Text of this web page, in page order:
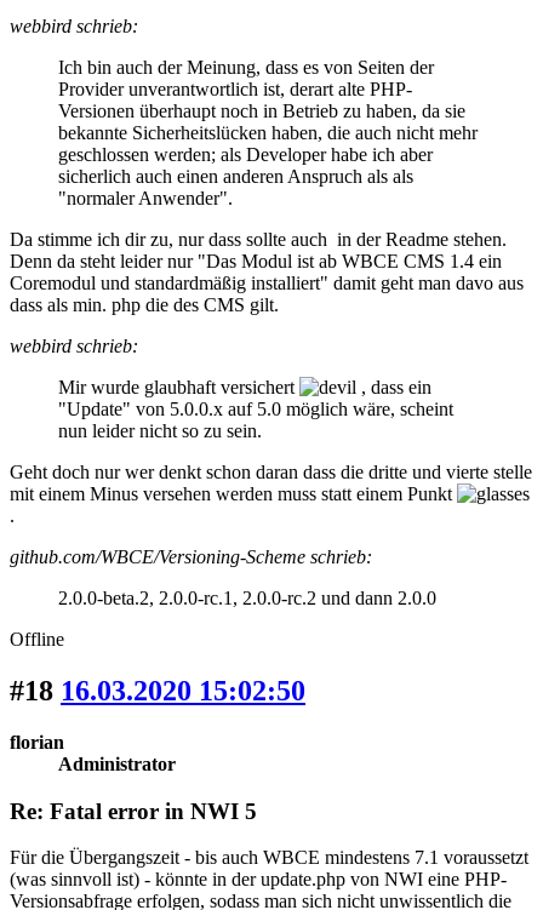
webbird schrieb:
Ich bin auch der Meinung, dass es von Seiten der
Provider unverantwortlich ist, derart alte PHP-
Versionen überhaupt noch in Betrieb zu haben, da sie
bekannte Sicherheitslücken haben, die auch nicht mehr
geschlossen werden; als Developer habe ich aber
sicherlich auch einen anderen Anspruch als als
"normaler Anwender".
Da stimme ich dir zu, nur dass sollte auch in der Readme stehen.
Denn da steht leider nur "Das Modul ist ab WBCE CMS 1.4 ein
Coremodul und standardmäßig installiert" damit geht man davo aus
dass als min. php die des CMS gilt.
webbird schrieb:
Mir wurde glaubhaft versichert
, dass ein
"Update" von 5.0.0.x auf 5.0 möglich wäre, scheint
nun leider nicht so zu sein.
Geht doch nur wer denkt schon daran dass die dritte und vierte stelle
mit einem Minus versehen werden muss statt einem Punkt
.
github.com/WBCE/Versioning-Scheme schrieb:
2.0.0-beta.2, 2.0.0-rc.1, 2.0.0-rc.2 und dann 2.0.0
Offline
#18 16.03.2020 15:02:50
florian
Administrator
Re: Fatal error in NWI 5
Für die Übergangszeit - bis auch WBCE mindestens 7.1 voraussetzt
(was sinnvoll ist) - könnte in der update.php von NWI eine PHP-
Versionsabfrage erfolgen, sodass man sich nicht unwissentlich die